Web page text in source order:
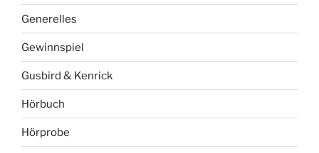
Generelles
Gewinnspiel
Gusbird & Kenrick
Hörbuch
Hörprobe